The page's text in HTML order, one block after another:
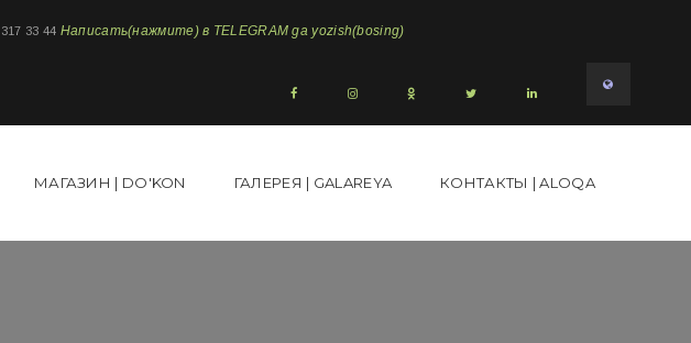
33 44 Написать(нажмите) в TELEGRAM ga yozish(bosing)
МАГАЗИН | DO'KON ГАЛЕРЕЯ | GALAREYA КОНТАКТЫ | ALOQA